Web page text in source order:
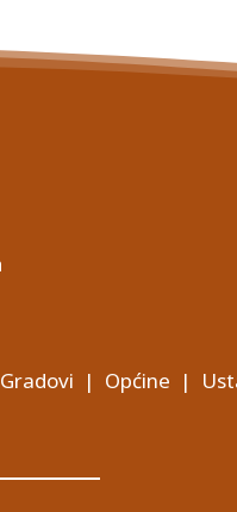
Gradovi | Općine |